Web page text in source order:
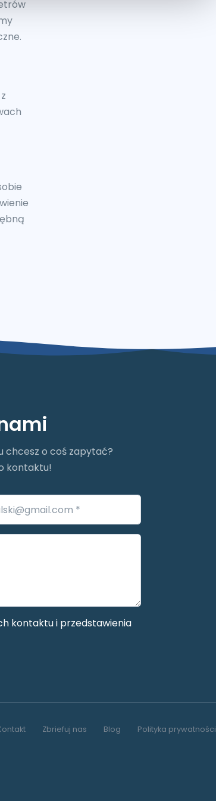
chcesz o coś zapytać?
kontaktu!
kontaktu i przedstawienia
Zbriefuj nas Blog Polityka prywatności